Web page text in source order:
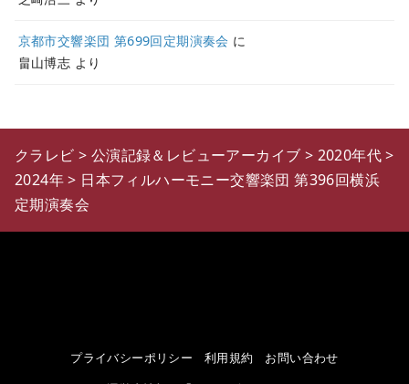
京都市交響楽団 第699回定期演奏会 に
畠山博志 より
クラレビ > 公演記録＆レビューアーカイブ > 2020年代>
2024年> 日本フィルハーモニー交響楽団 第396回横浜
定期演奏会
プライバシーポリシー 利用規約
お問い合わせ